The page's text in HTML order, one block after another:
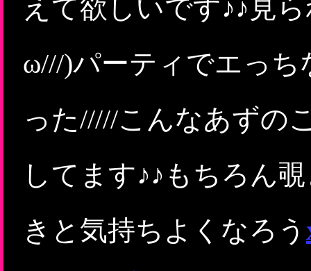
えて欲しいです♪♪見
ω///)パーティでエっ
った/////こんなあずの
してます♪♪もちろん
きと気持ちよくなろう